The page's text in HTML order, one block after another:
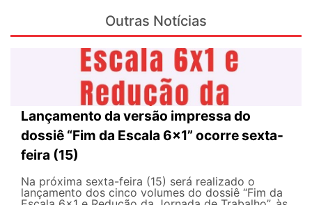
Outras Notícias
Lançamento da versão impressa do
dossiê “Fim da Escala 6×1” ocorre sexta-
feira (15)
Na próxima sexta-feira (15) será realizado o
lançamento dos cinco volumes do dossiê “Fim da